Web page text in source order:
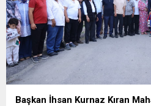
Başkan İhsan Kurnaz Kıran